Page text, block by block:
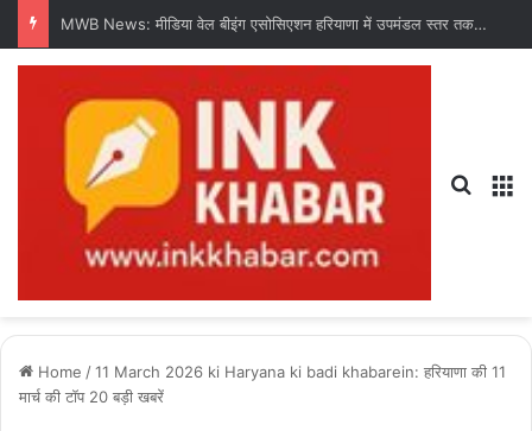
MWB News: मीडिया वेल बीइंग एसोसिएशन हरियाणा में उपमंडल स्तर तक संगठन का करेगी विस्तार : चंद्र शेखर धरणी
Home /11 March 2026 ki Haryana ki badi khabarein: हरियाणा की 11
मार्च की टॉप 20 बड़ी खबरें